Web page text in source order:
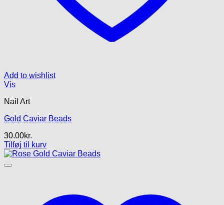
Add to wishlist
Vis
Nail Art
Gold Caviar Beads
30.00kr.
Tilføj til kurv